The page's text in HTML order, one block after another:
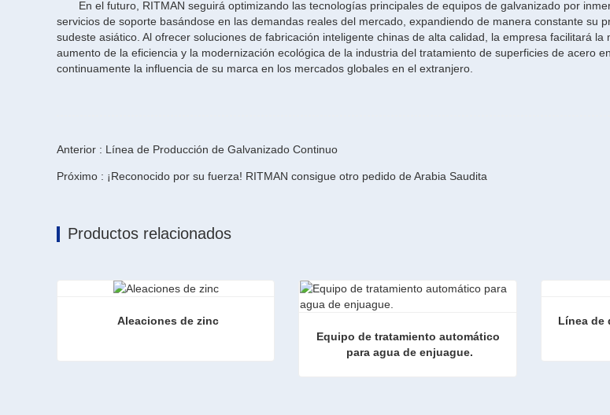
En el futuro, RITMAN seguirá optimizando las tecnologías principales de equipos de galvanizado por
servicios de soporte basándose en las demandas reales del mercado, expandiendo de manera constante su
sudeste asiático. Al ofrecer soluciones de fabricación inteligente chinas de alta calidad, la empresa facilitará la
aumento de la eficiencia y la modernización ecológica de la industria del tratamiento de superficies de acero
continuamente la influencia de su marca en los mercados globales en el extranjero.
Anterior : Línea de Producción de Galvanizado Continuo
Próximo : ¡Reconocido por su fuerza! RITMAN consigue otro pedido de Arabia Saudita
Productos relacionados
Aleaciones de zinc
Equipo de tratamiento automático
para agua de enjuague.
Línea de